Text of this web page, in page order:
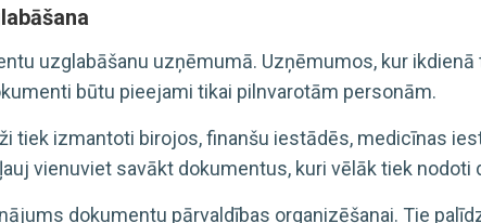
uzglabāšanu uzņēmumā. Uzņēmumos, kur
būtu pieejami tikai pilnvarotām personām.
tiek izmantoti birojos, finanšu iestādēs, medicīnas
vienuviet savākt dokumentus, kuri vēlāk tiek nodoti
dokumentu pārvaldības organizēšanai. Tie